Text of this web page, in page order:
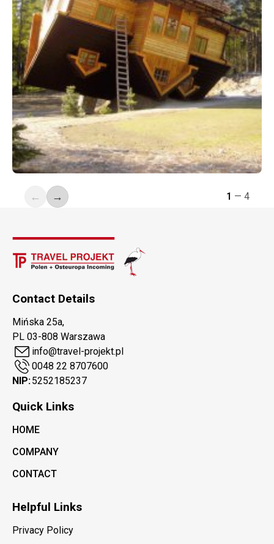
← → 1 — 4
Contact Details
Mińska 25a,
PL 03-808 Warszawa
info@travel-projekt.pl
0048 22 8707600
NIP:5252185237
Quick Links
HOME
COMPANY
CONTACT
Helpful Links
Privacy Policy